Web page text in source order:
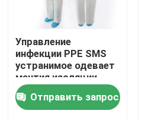
Новости
Случаи
Спросите цитату
Управление
инфекции PPE SMS
устранимое одевает
мантия изоляции
безопасности
защитная
хирургическая
Отправить запрос